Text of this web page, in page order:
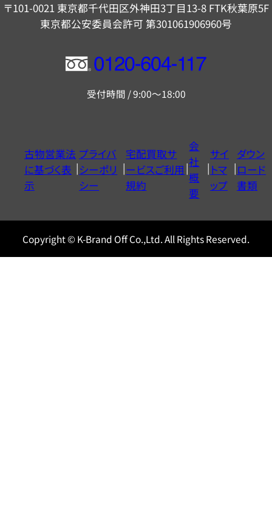
〒101-0021 東京都千代田区外神田3丁目13-8 FTK秋葉原5F
東京都公安委員会許可 第301061906960号
フ
ー
ヤ
ル
0120604117
受付時間 / 9:00～18:00
古物営業法
に基づく表
示
プライバ
シーポリ
シー
宅配買取サ
ービスご利用
規約
会
社
概
要
サイ
トマ
ップ
ダウン
ロード
書類
Copyright © K-Brand Off Co.,Ltd. All Rights Reserved.